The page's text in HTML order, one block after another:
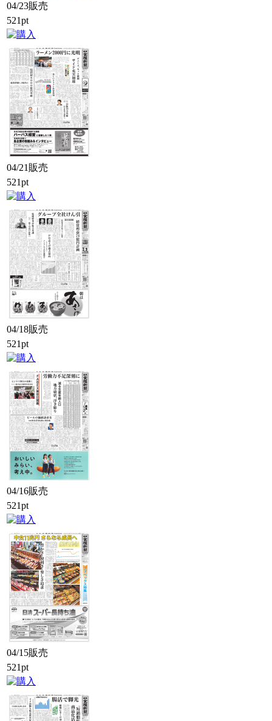
04/23販売
521pt
04/21販売
521pt
04/18販売
521pt
04/16販売
521pt
04/15販売
521pt